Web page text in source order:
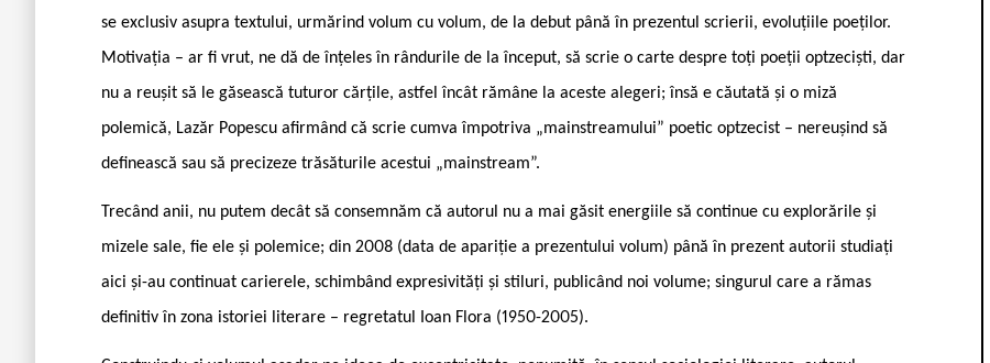
se exclusiv asupra textului, urmărind volum cu volum, de la debut până în prezentul scrierii, evoluțiile poeților.
Motivația – ar fi vrut, ne dă de înțeles în rândurile de la început, să scrie o carte despre toți poeții optzeciști, dar
nu a reușit să le găsească tuturor cărțile, astfel încât rămâne la aceste alegeri; însă e căutată și o miză
polemică, Lazăr Popescu afirmând că scrie cumva împotriva „mainstreamului” poetic optzecist – nereușind să
definească sau să precizeze trăsăturile acestui „mainstream”.
Trecând anii, nu putem decât să consemnăm că autorul nu a mai găsit energiile să continue cu explorările și
mizele sale, fie ele și polemice; din 2008 (data de apariție a prezentului volum) până în prezent autorii studiați
aici și-au continuat carierele, schimbând expresivități și stiluri, publicând noi volume; singurul care a rămas
definitiv în zona istoriei literare – regretatul Ioan Flora (1950-2005).